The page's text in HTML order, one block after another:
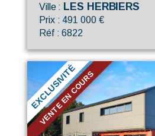
Ville : LES HERBIERS
Prix : 491 000 €
Réf : 6822
VENTE EN COURS
EXCLUSIVITÉ